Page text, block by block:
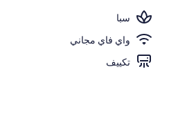
الردهة سبا
واي فاي مجاني
تكييف